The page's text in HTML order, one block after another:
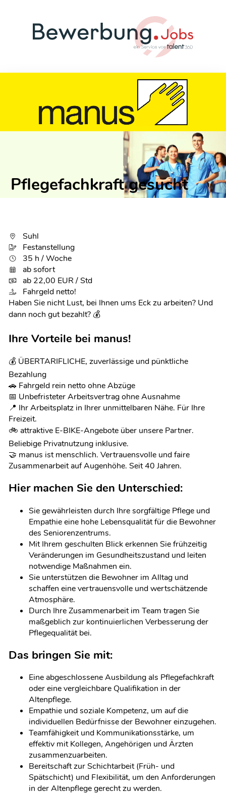
Pflegefachkraft gesucht
Suhl
Festanstellung
35 h / Woche
ab sofort
ab 22,00 EUR / Std
Fahrgeld netto!
Haben Sie nicht Lust, bei Ihnen ums Eck zu arbeiten? Und
dann noch gut bezahlt? 💰
Ihre Vorteile bei manus!
💰 ÜBERTARIFLICHE, zuverlässige und pünktliche
Bezahlung
🚗 Fahrgeld rein netto ohne Abzüge
📅 Unbefristeter Arbeitsvertrag ohne Ausnahme
📍 Ihr Arbeitsplatz in Ihrer unmittelbaren Nähe. Für Ihre
Freizeit.
🚲 attraktive E-BIKE-Angebote über unsere Partner.
Beliebige Privatnutzung inklusive.
🤝 manus ist menschlich. Vertrauensvolle und faire
Zusammenarbeit auf Augenhöhe. Seit 40 Jahren.
Hier machen Sie den Unterschied:
Sie gewährleisten durch Ihre sorgfältige Pflege und
Empathie eine hohe Lebensqualität für die Bewohner
des Seniorenzentrums.
Mit Ihrem geschulten Blick erkennen Sie frühzeitig
Veränderungen im Gesundheitszustand und leiten
notwendige Maßnahmen ein.
Sie unterstützen die Bewohner im Alltag und
schaffen eine vertrauensvolle und wertschätzende
Atmosphäre.
Durch Ihre Zusammenarbeit im Team tragen Sie
maßgeblich zur kontinuierlichen Verbesserung der
Pflegequalität bei.
Das bringen Sie mit:
Eine abgeschlossene Ausbildung als Pflegefachkraft
oder eine vergleichbare Qualifikation in der
Altenpflege.
Empathie und soziale Kompetenz, um auf die
individuellen Bedürfnisse der Bewohner einzugehen.
Teamfähigkeit und Kommunikationsstärke, um
effektiv mit Kollegen, Angehörigen und Ärzten
zusammenzuarbeiten.
Bereitschaft zur Schichtarbeit (Früh- und
Spätschicht) und Flexibilität, um den Anforderungen
in der Altenpflege gerecht zu werden.